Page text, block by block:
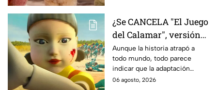
¿Se CANCELA "El Juego
del Calamar", versión
Estados Unidos? Esto
es lo que se sabe al
momento
Aunque la historia atrapó a
todo mundo, todo parece
indicar que la adaptación
podría ser cancelada:
06 agosto, 2026